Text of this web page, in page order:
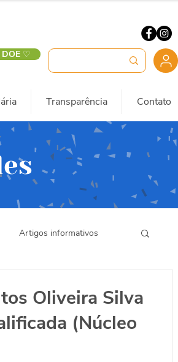
DOE ♡
Transparência Contato
Artigos informativos
Oliveira Silva
(Núcleo